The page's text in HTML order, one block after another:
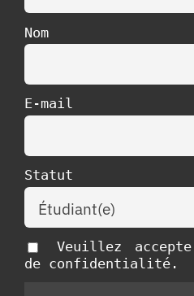
Nom
E-mail
Statut
Veuillez
de confidentialité.